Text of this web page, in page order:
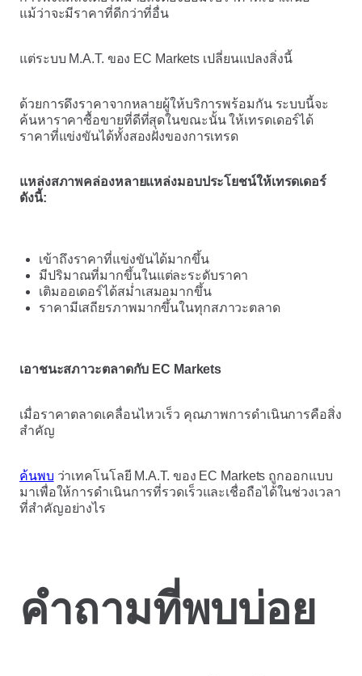
แม้ว่าจะมีราคาที่ดีกว่าที่อื่น
แต่ระบบ M.A.T. ของ EC Markets เปลี่ยนแปลงสิ่งนี้
ด้วยการดึงราคาจากหลายผู้ให้บริการพร้อมกัน ระบบนี้จะ
ค้นหาราคาซื้อขายที่ดีที่สุดในขณะนั้น ให้เทรดเดอร์ได้
ราคาที่แข่งขันได้ทั้งสองฝั่งของการเทรด
แหล่งสภาพคล่องหลายแหล่งมอบประโยชน์ให้เทรดเดอร์
ดังนี้:
เข้าถึงราคาที่แข่งขันได้มากขึ้น
มีปริมาณที่มากขึ้นในแต่ละระดับราคา
เติมออเดอร์ได้สม่ำเสมอมากขึ้น
ราคามีเสถียรภาพมากขึ้นในทุกสภาวะตลาด
เอาชนะสภาวะตลาดกับ EC Markets
เมื่อราคาตลาดเคลื่อนไหวเร็ว คุณภาพการดำเนินการคือสิ่ง
สำคัญ
ค้นพบ ว่าเทคโนโลยี M.A.T. ของ EC Markets ถูกออกแบบ
มาเพื่อให้การดำเนินการที่รวดเร็วและเชื่อถือได้ในช่วงเวลา
ที่สำคัญอย่างไร
คำถามที่พบบ่อย